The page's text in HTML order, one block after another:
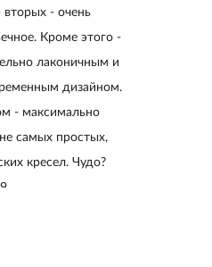
вторых - очень
Кроме этого -
лаконичным и
дизайном.
- максимально
самых простых,
кресел. Чудо?